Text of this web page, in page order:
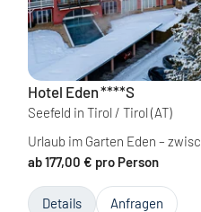
Hotel Eden****S
Seefeld in Tirol / Tirol (AT)
Urlaub im Garten Eden –
ab 177,00 € pro Person
Details Anfragen